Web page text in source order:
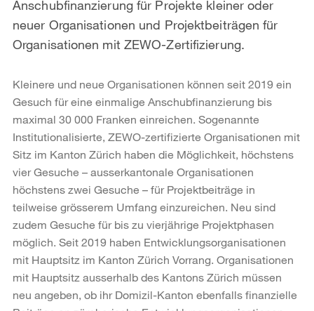
Anschubfinanzierung für Projekte kleiner oder
neuer Organisationen und Projektbeiträgen für
Organisationen mit ZEWO-Zertifizierung.
Kleinere und neue Organisationen können seit 2019 ein
Gesuch für eine einmalige Anschubfinanzierung bis
maximal 30 000 Franken einreichen. Sogenannte
Institutionalisierte, ZEWO-zertifizierte Organisationen mit
Sitz im Kanton Zürich haben die Möglichkeit, höchstens
vier Gesuche – ausserkantonale Organisationen
höchstens zwei Gesuche – für Projektbeiträge in
teilweise grösserem Umfang einzureichen. Neu sind
zudem Gesuche für bis zu vierjährige Projektphasen
möglich. Seit 2019 haben Entwicklungsorganisationen
mit Hauptsitz im Kanton Zürich Vorrang. Organisationen
mit Hauptsitz ausserhalb des Kantons Zürich müssen
neu angeben, ob ihr Domizil-Kanton ebenfalls finanzielle